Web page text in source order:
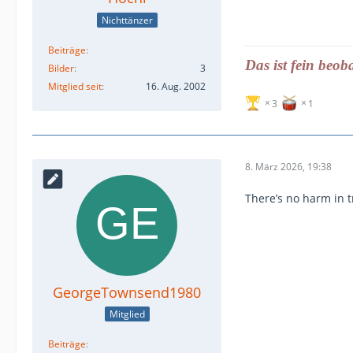
Nichttänzer
Beiträge
Bilder
3
Mitglied seit
16. Aug. 2002
Das ist fein
3 1
GeorgeTownsend1980
Mitglied
Beiträge
8. März 2026, 19:38
There’s no harm in